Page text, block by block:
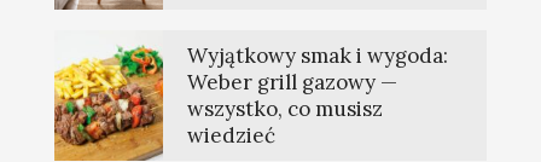
Wyjątkowy smak i wygoda:
Weber grill gazowy —
wszystko, co musisz
wiedzieć